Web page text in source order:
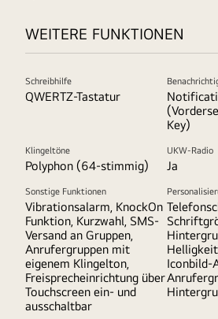
WEITERE FUNKTIONEN
Schreibhilfe
QWERTZ-Tastatur
Key)
Klingeltöne
Polyphon (64-stimmig)
UKW-Radio
Ja
Sonstige Funktionen
Vibrationsalarm, KnockOn
Funktion, Kurzwahl, SMS-
Versand an Gruppen,
Anrufergruppen mit
eigenem Klingelton,
Freisprecheinrichtung über
Touchscreen ein- und
ausschaltbar
Iconbild-